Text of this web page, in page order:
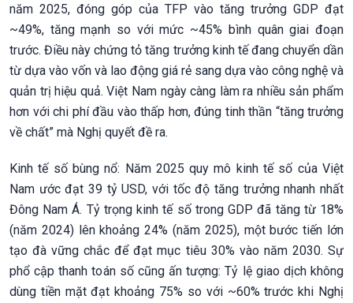
năm 2025, đóng góp của TFP vào tăng trưởng GDP đạt
~49%, tăng mạnh so với mức ~45% bình quân giai đoạn
trước. Điều này chứng tỏ tăng trưởng kinh tế đang chuyển dần
từ dựa vào vốn và lao động giá rẻ sang dựa vào công nghệ và
quản trị hiệu quả. Việt Nam ngày càng làm ra nhiều sản phẩm
hơn với chi phí đầu vào thấp hơn, đúng tinh thần “tăng trưởng
về chất” mà Nghị quyết đề ra.
Kinh tế số bùng nổ: Năm 2025 quy mô kinh tế số của Việt
Nam ước đạt 39 tỷ USD, với tốc độ tăng trưởng nhanh nhất
Đông Nam Á. Tỷ trọng kinh tế số trong GDP đã tăng từ 18%
(năm 2024) lên khoảng 24% (năm 2025), một bước tiến lớn
tạo đà vững chắc để đạt mục tiêu 30% vào năm 2030. Sự
phổ cập thanh toán số cũng ấn tượng: Tỷ lệ giao dịch không
dùng tiền mặt đạt khoảng 75% so với ~60% trước khi Nghị